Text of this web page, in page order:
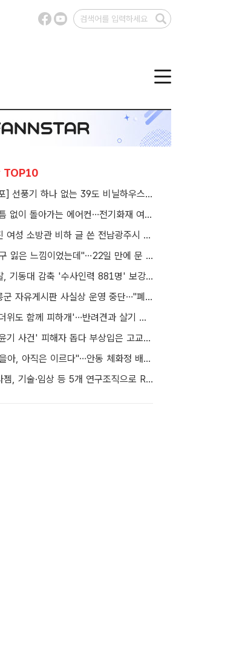
TOP10
[르포] 선풍기 하나 없는 39도 비닐하우스…이주노동자의 '악몽같은 폭염'
쉴 틈 없이 돌아가는 에어컨…전기화재 여름철에 몰린다
숨진 여성 소방관 비하 글 쓴 전남광주시 공무원 입건
"친구 잃은 느낌이었는데"…22일 만에 문 연 홈플러스 가보니[TF현장]
경찰, 기동대 감축 '수사인력 881명' 보강…9월 초까지 상피제 시행
울릉군 자유게시판 사실상 운영 중단…"폐쇄" vs "소통창구 지켜야"
'무더위도 함께 피하개'…반려견과 살기 좋은 자치구는 어디
'장윤기 사건' 피해자 돕다 부상입은 고교생 의상자 인정
"가을아, 아직은 이르다"…안동 체화정 배롱나무의 마지막 여름
세라젬, 기술·임상 등 5개 연구조직으로 R&D 역량 강화